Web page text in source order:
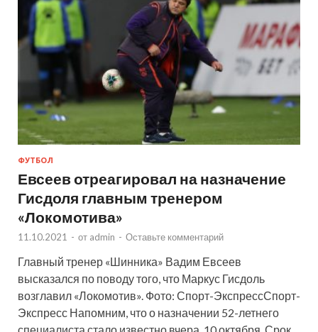
ФУТБОЛ
Евсеев отреагировал на назначение
Гисдоля главным тренером
«Локомотива»
11.10.2021 - от admin - Оставьте комментарий
Главный тренер «Шинника» Вадим Евсеев
высказался по поводу того, что Маркус Гисдоль
возглавил «Локомотив». Фото: Спорт-ЭкспрессСпорт-
Экспресс Напомним, что о назначении 52-летнего